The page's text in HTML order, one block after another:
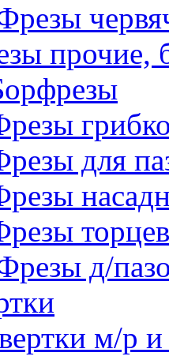
прочие,
для
д/
м/р